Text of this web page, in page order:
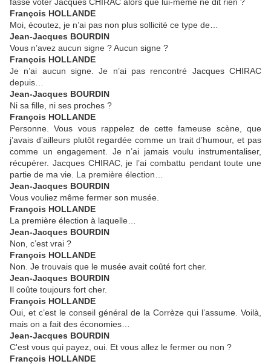
François HOLLANDE
Moi, écoutez, je n’ai pas non plus sollicité ce type de…
Jean-Jacques BOURDIN
Vous n’avez aucun signe ? Aucun signe ?
François HOLLANDE
Je n’ai aucun signe. Je n’ai pas rencontré Jacques CHIRAC
depuis…
Jean-Jacques BOURDIN
Ni sa fille, ni ses proches ?
François HOLLANDE
Personne. Vous vous rappelez de cette fameuse scène, que
j’avais d’ailleurs plutôt regardée comme un trait d’humour, et pas
comme un engagement. Je n’ai jamais voulu instrumentaliser,
récupérer. Jacques CHIRAC, je l’ai combattu pendant toute une
partie de ma vie. La première élection…
Jean-Jacques BOURDIN
Vous vouliez même fermer son musée.
François HOLLANDE
La première élection à laquelle…
Jean-Jacques BOURDIN
Non, c’est vrai ?
François HOLLANDE
Non. Je trouvais que le musée avait coûté fort cher.
Jean-Jacques BOURDIN
Il coûte toujours fort cher.
François HOLLANDE
Oui, et c’est le conseil général de la Corrèze qui l’assume. Voilà,
mais on a fait des économies…
Jean-Jacques BOURDIN
C'est vous qui payez, oui. Et vous allez le fermer ou non ?
François HOLLANDE